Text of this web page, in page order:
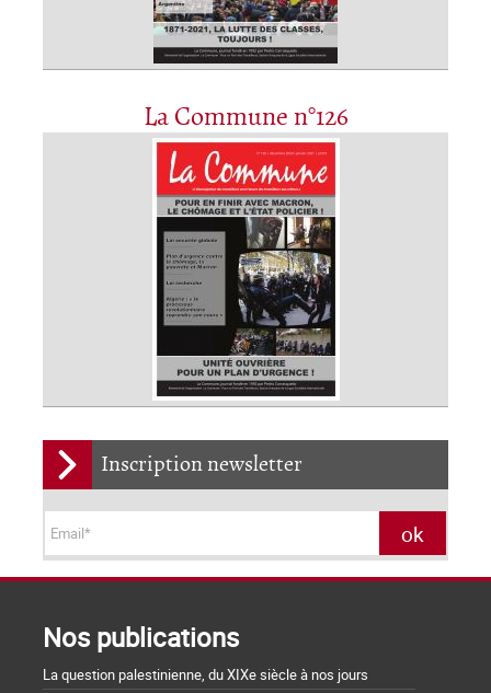
La Commune n°126
Inscription newsletter
Nos publications
La question palestinienne, du XIXe siècle à nos jours